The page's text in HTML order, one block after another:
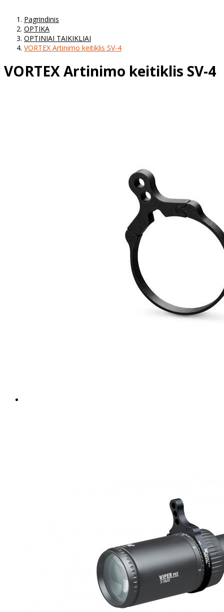
Pagrindinis
OPTIKA
OPTINIAI TAIKIKLIAI
VORTEX Artinimo keitiklis SV-4
VORTEX Artinimo keitiklis SV-4